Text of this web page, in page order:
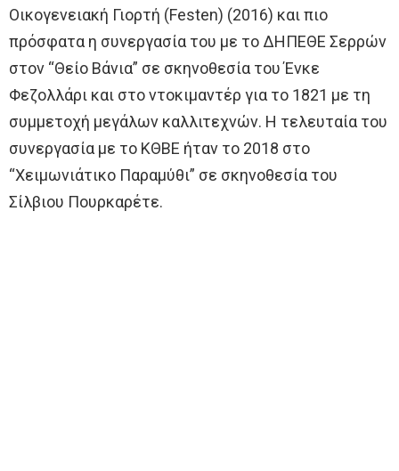
Οικογενειακή Γιορτή (Festen) (2016) και πιο
πρόσφατα η συνεργασία του με το ΔΗΠΕΘΕ Σερρών
στον “Θείο Βάνια” σε σκηνοθεσία του Ένκε
Φεζολλάρι και στο ντοκιμαντέρ για το 1821 με τη
συμμετοχή μεγάλων καλλιτεχνών. Η τελευταία του
συνεργασία με το ΚΘΒΕ ήταν το 2018 στο
“Χειμωνιάτικο Παραμύθι” σε σκηνοθεσία του
Σίλβιου Πουρκαρέτε.